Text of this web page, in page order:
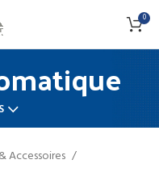
0
Accessoires